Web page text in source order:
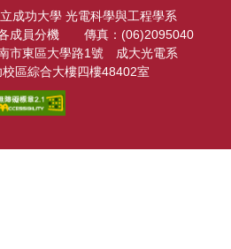
成功大學 光電科學與工程學系
各成員分機 傳真：(06)2095040
市東區大學路1號 成大光電系
區綜合大樓四樓48402室